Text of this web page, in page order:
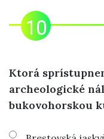
Ktorá
archeologické
bukovohorskou